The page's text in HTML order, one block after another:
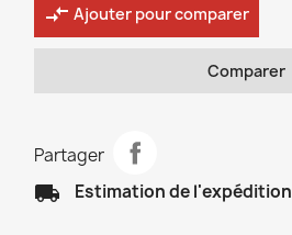
compare_arrows Ajouter pour comparer
Comparer
Partager
local_shipping Estimation de l'expédition